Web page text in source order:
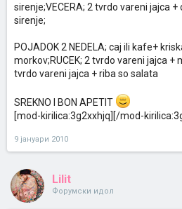
sirenje;VECERA; 2 tvrdo vareni jajca
sirenje;
POJADOK 2 NEDELA; caj ili kafe+
morkov;RUCEK; 2 tvrdo vareni jajca +
tvrdo vareni jajca + riba so salata
SREKNO I BON APETIT
[mod-kirilica:3g2xxhjq][/mod-
9 јануари 2010
Lilit
Форумски идол